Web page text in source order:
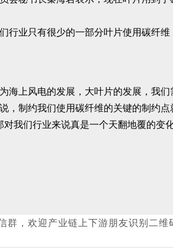
行业只有很少的一部分叶片使用碳纤
海上风电的发展，大叶片的发展，我
，制约我们使用碳纤维的关键的制约
我们行业来说真是一个天翻地覆的变化
群，欢迎 产业链上下游朋友识别二维